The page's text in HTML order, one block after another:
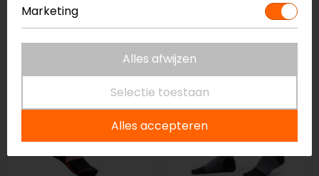
21,95
-30%
op=op
op=op
Marketing
Alles afwijzen
Selectie toestaan
Alles accepteren